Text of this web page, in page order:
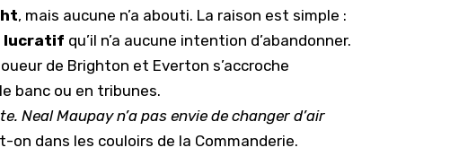
, mais aucune n’a abouti. La raison est simple :
lucratif qu’il n’a aucune intention d’abandonner.
de Brighton et Everton s’accroche
banc ou en tribunes.
Neal Maupay n’a pas envie de changer d’air
on dans les couloirs de la Commanderie.